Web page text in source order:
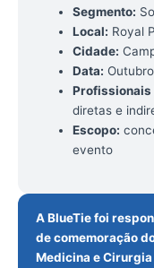
Segmento:
Local: Royal
Cidade:
Data:
Profissionais
diretas e
Escopo:
evento
A BlueTie foi
de comemoração
Medicina e